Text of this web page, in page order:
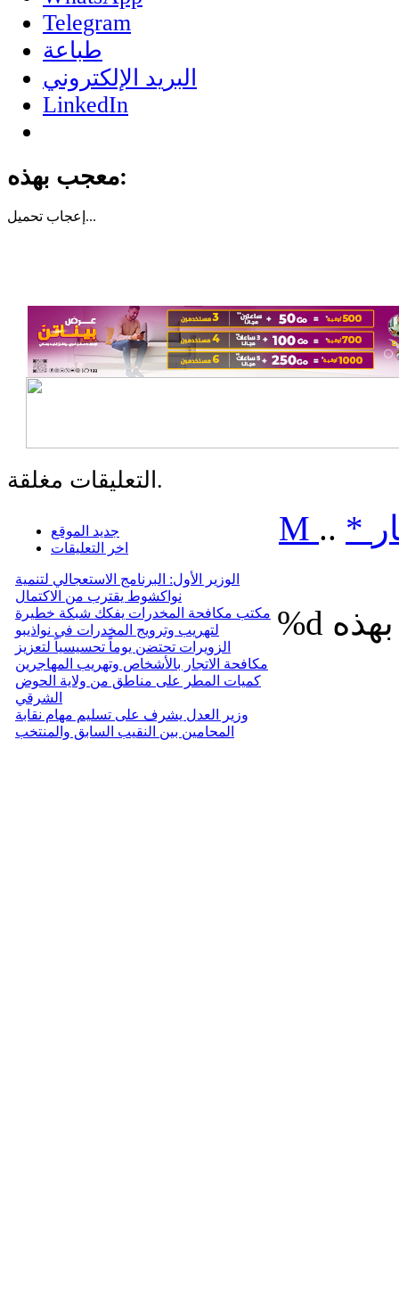
Telegram
طباعة
البريد الإلكتروني
LinkedIn
معجب بهذه:
إعجاب تحميل...
التعليقات مغلقة.
جديد الموقع
اخر التعليقات
الوزير الأول: البرنامج الاستعجالي لتنمية
نواكشوط يقترب من الاكتمال
مكتب مكافحة المخدرات يفكك شبكة خطيرة
لتهريب وترويج المخدرات في نواذيبو
الزويرات تحتضن يوماً تحسيسياً لتعزيز
مكافحة الاتجار بالأشخاص وتهريب المهاجرين
كميات المطر على مناطق من ولاية الحوض
الشرقي
وزير العدل يشرف على تسليم مهام نقابة
المحامين بين النقيب السابق والمنتخب
M .. *
%d